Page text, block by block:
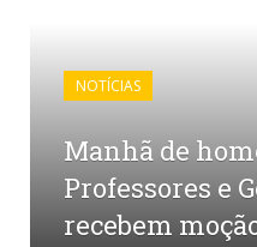
NOTÍCIAS
Manhã de
Professores e
recebem